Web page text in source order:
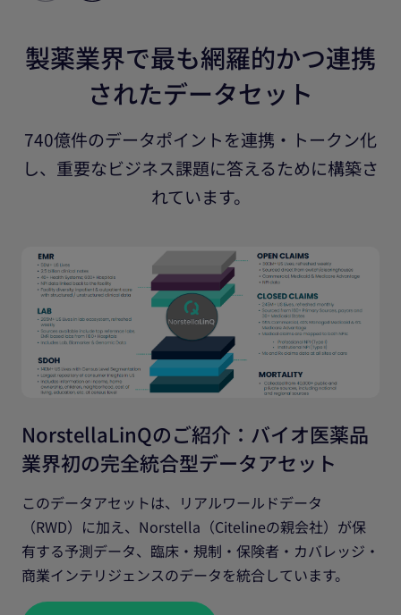
製薬業界で最も網羅的かつ連携
されたデータセット
740億件のデータポイントを連携・トークン化
し、重要なビジネス課題に答えるために構築さ
れています。
NorstellaLinQのご紹介：バイオ医薬品
業界初の完全統合型データアセット
このデータアセットは、リアルワールドデータ
（RWD）に加え、Norstella（Citelineの親会社）が保
有する予測データ、臨床・規制・保険者・カバレッジ・
商業インテリジェンスのデータを統合しています。